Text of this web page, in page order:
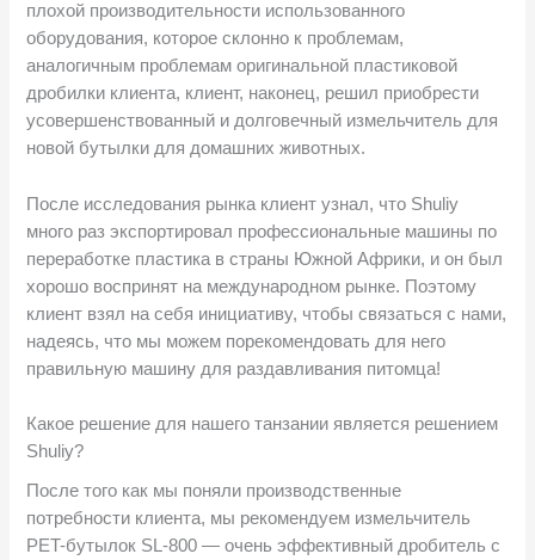
плохой производительности использованного
оборудования, которое склонно к проблемам,
аналогичным проблемам оригинальной пластиковой
дробилки клиента, клиент, наконец, решил приобрести
усовершенствованный и долговечный измельчитель для
новой бутылки для домашних животных.
После исследования рынка клиент узнал, что Shuliy
много раз экспортировал профессиональные машины по
переработке пластика в страны Южной Африки, и он был
хорошо воспринят на международном рынке. Поэтому
клиент взял на себя инициативу, чтобы связаться с нами,
надеясь, что мы можем порекомендовать для него
правильную машину для раздавливания питомца!
Какое решение для нашего танзании является решением
Shuliy?
После того как мы поняли производственные
потребности клиента, мы рекомендуем измельчитель
PET-бутылок SL-800 — очень эффективный дробитель с